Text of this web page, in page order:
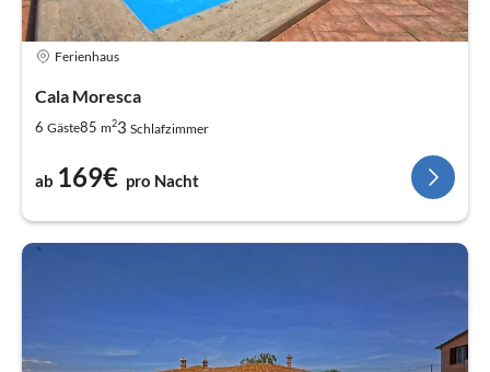
Ferienhaus
Cala Moresca
6 Gäste85 m23 Schlafzimmer
ab 169€ pro Nacht